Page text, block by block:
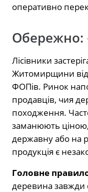
оперативно
Обережно:
Лісівники
Житомирщини від
ФОПів. Ринок
продавців, чия
походження.
заманюють
державну або на
продукція є
Головне
деревина завжди